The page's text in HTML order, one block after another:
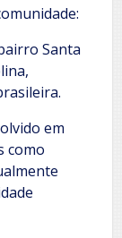
Santa
em
como